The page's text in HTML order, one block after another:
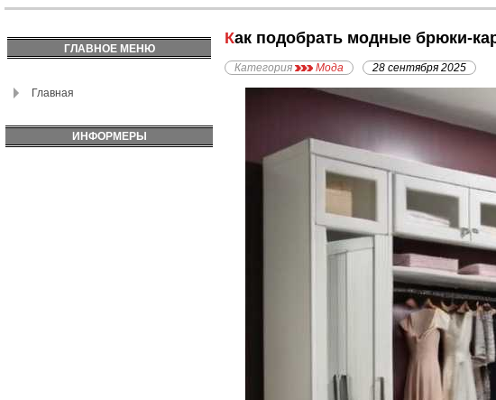
ГЛАВНОЕ МЕНЮ
Главная
ИНФОРМЕРЫ
Как подобрать модные брюки-
Категория Мода 28 сентября 2025